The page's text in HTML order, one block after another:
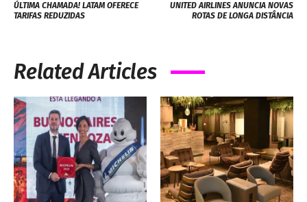
ÚLTIMA CHAMADA! LATAM OFERECE
TARIFAS REDUZIDAS
UNITED AIRLINES ANUNCIA NOVAS
ROTAS DE LONGA DISTÂNCIA
Related Articles